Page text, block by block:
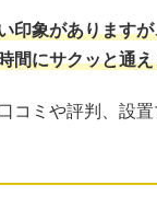
印象があります
間にサクッと通
コミや評判、設